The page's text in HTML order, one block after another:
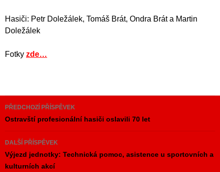
Hasiči: Petr Doležálek, Tomáš Brát, Ondra Brát a Martin
Doležálek
Fotky zde…
Navigace
pro
příspěvky
PŘEDCHOZÍ PŘÍSPĚVEK
Ostravští profesionální hasiči oslavili 70 let
DALŠÍ PŘÍSPĚVEK
Výjezd jednotky: Technická pomoc, asistence u sportovních a
kulturních akcí